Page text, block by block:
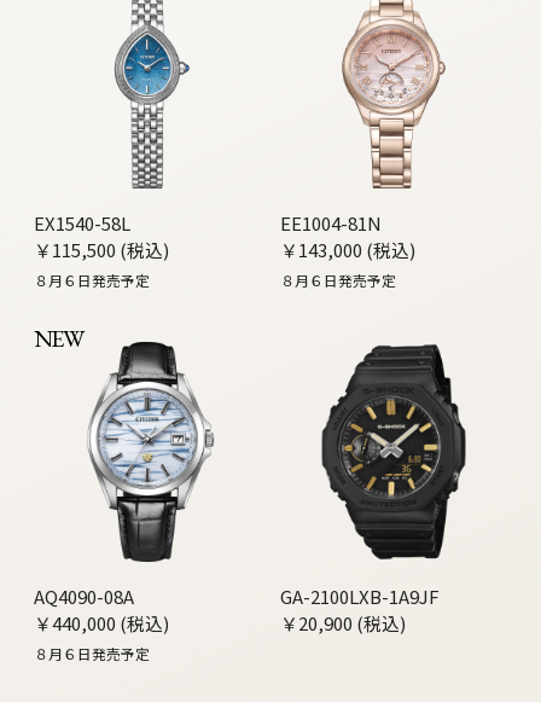
EX1540-58L
￥115,500 (税込)
８月６日発売予定
EE1004-81N
￥143,000 (税込)
８月６日発売予定
NEW
AQ4090-08A
￥440,000 (税込)
８月６日発売予定
GA-2100LXB-1A9JF
￥20,900 (税込)